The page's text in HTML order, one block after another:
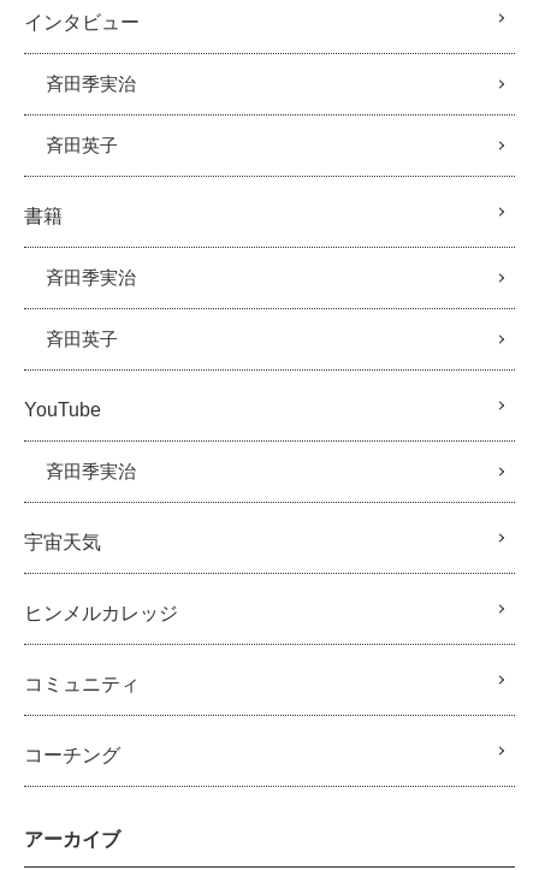
インタビュー
斉田季実治
斉田英子
書籍
斉田季実治
斉田英子
YouTube
斉田季実治
宇宙天気
ヒンメルカレッジ
コミュニティ
コーチング
アーカイブ